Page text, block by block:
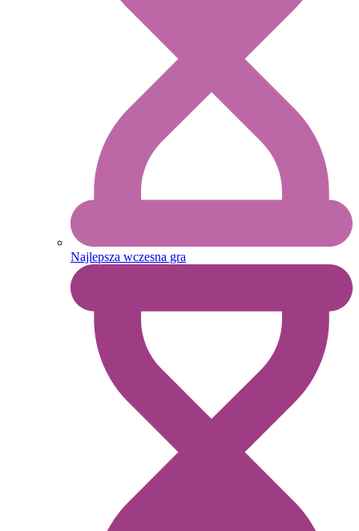
Najlepsza wczesna gra